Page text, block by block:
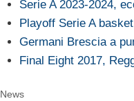
Serie A 2023-2024,
Playoff Serie A
Germani Brescia a
Final Eight 2017,
Categorie
News